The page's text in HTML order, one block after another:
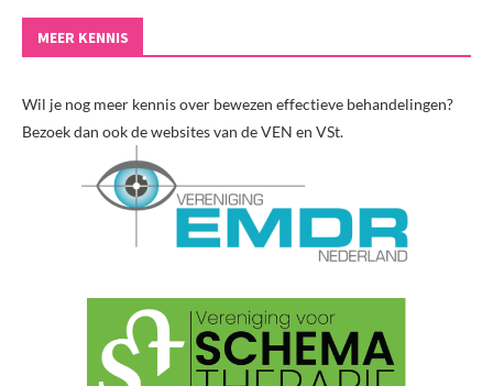
MEER KENNIS
Wil je nog meer kennis over bewezen effectieve behandelingen?
Bezoek dan ook de websites van de VEN en VSt.